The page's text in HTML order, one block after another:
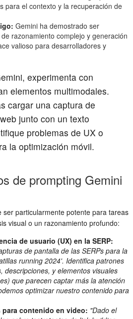
para el contexto y la recuperación de
Gemini ha demostrado ser
razonamiento complejo y generación
valioso para desarrolladores y
experimenta con
elementos multimodales.
cargar una captura de
junto con un texto
problemas de UX o
la optimización móvil.
de prompting Gemini
ser particularmente potente para tareas
visual o un razonamiento profundo:
de usuario (UX) en la SERP:
de pantalla de las SERPs para la
running 2024'. Identifica patrones
descripciones, y elementos visuales
que parecen captar más la atención
optimizar nuestro contenido para
para contenido en video: "Dado el